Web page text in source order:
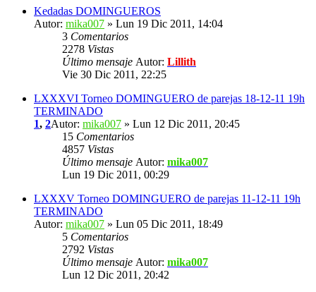
Kedadas DOMINGUEROS
Autor: mika007 » Lun 19 Dic 2011, 14:04
3 Comentarios
2278 Vistas
Último mensaje Autor: Lillith
Vie 30 Dic 2011, 22:25
LXXXVI Torneo DOMINGUERO de parejas 18-12-11 19h
TERMINADO
1, 2Autor: mika007 » Lun 12 Dic 2011, 20:45
15 Comentarios
4857 Vistas
Último mensaje Autor: mika007
Lun 19 Dic 2011, 00:29
LXXXV Torneo DOMINGUERO de parejas 11-12-11 19h
TERMINADO
Autor: mika007 » Lun 05 Dic 2011, 18:49
5 Comentarios
2792 Vistas
Último mensaje Autor: mika007
Lun 12 Dic 2011, 20:42